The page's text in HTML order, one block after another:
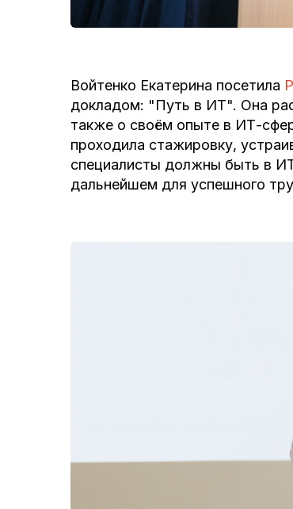
Войтенко Екатерина посетила
докладом: "Путь в ИТ". Она
также о своём опыте в ИТ-
проходила стажировку,
специалисты должны быть в
дальнейшем для успешного